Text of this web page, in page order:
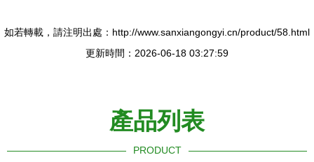
如若轉載，請注明出處：http://www.sanxiangongyi.cn/product/58.html
更新時間：2026-06-18 03:27:59
產品列表
PRODUCT